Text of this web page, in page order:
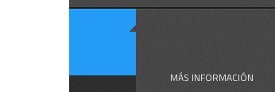
MÁS INFORMACIÓN